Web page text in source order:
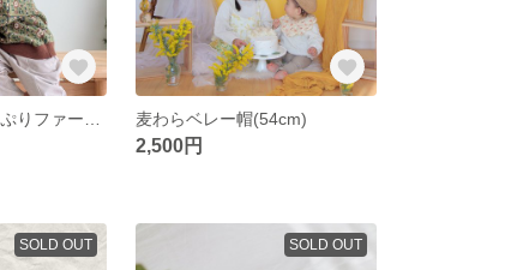
麦わらベレー帽(54cm)
2,500円
SOLD OUT SOLD OUT